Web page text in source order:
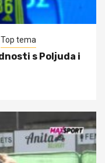
Top tema
s Poljuda i